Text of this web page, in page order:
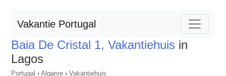
Vakantie Portugal
Baia De Cristal 1, Vakantiehuis in
Lagos
Portugal › Algarve › Vakantiehuis